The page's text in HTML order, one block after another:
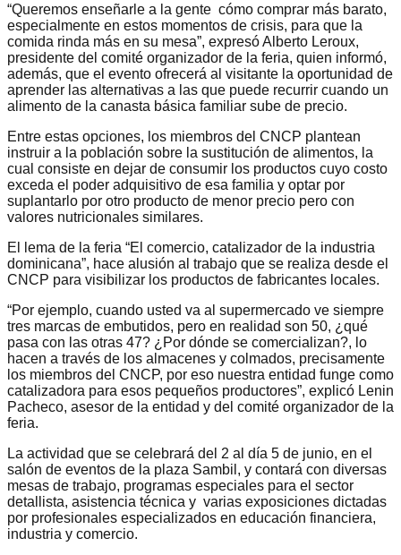
“Queremos enseñarle a la gente cómo comprar más barato,
especialmente en estos momentos de crisis, para que la
comida rinda más en su mesa”, expresó Alberto Leroux,
presidente del comité organizador de la feria, quien informó,
además, que el evento ofrecerá al visitante la oportunidad de
aprender las alternativas a las que puede recurrir cuando un
alimento de la canasta básica familiar sube de precio.
Entre estas opciones, los miembros del CNCP plantean
instruir a la población sobre la sustitución de alimentos, la
cual consiste en dejar de consumir los productos cuyo costo
exceda el poder adquisitivo de esa familia y optar por
suplantarlo por otro producto de menor precio pero con
valores nutricionales similares.
El lema de la feria “El comercio, catalizador de la industria
dominicana”, hace alusión al trabajo que se realiza desde el
CNCP para visibilizar los productos de fabricantes locales.
“Por ejemplo, cuando usted va al supermercado ve siempre
tres marcas de embutidos, pero en realidad son 50, ¿qué
pasa con las otras 47? ¿Por dónde se comercializan?, lo
hacen a través de los almacenes y colmados, precisamente
los miembros del CNCP, por eso nuestra entidad funge como
catalizadora para esos pequeños productores”, explicó Lenin
Pacheco, asesor de la entidad y del comité organizador de la
feria.
La actividad que se celebrará del 2 al día 5 de junio, en el
salón de eventos de la plaza Sambil, y contará con diversas
mesas de trabajo, programas especiales para el sector
detallista, asistencia técnica y varias exposiciones dictadas
por profesionales especializados en educación financiera,
industria y comercio.